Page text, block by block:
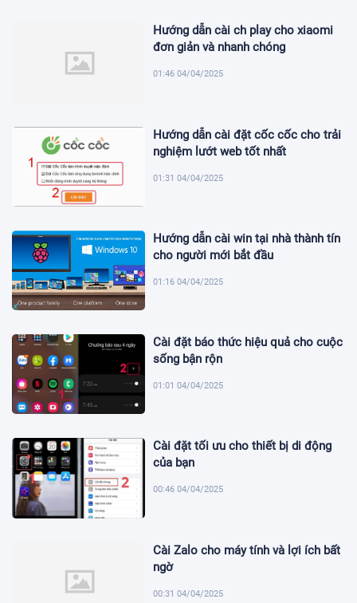
Hướng dẫn cài ch play cho xiaomi
đơn giản và nhanh chóng
01:46 04/04/2025
Hướng dẫn cài đặt cốc cốc cho trải
nghiệm lướt web tốt nhất
01:31 04/04/2025
Hướng dẫn cài win tại nhà thành tín
cho người mới bắt đầu
01:16 04/04/2025
Cài đặt báo thức hiệu quả cho cuộc
sống bận rộn
01:01 04/04/2025
Cài đặt tối ưu cho thiết bị di động
của bạn
00:46 04/04/2025
Cài Zalo cho máy tính và lợi ích bất
ngờ
00:31 04/04/2025